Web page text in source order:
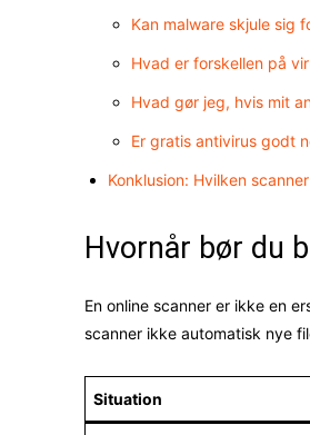
Kan malware skjule sig
Hvad er forskellen på
Hvad gør jeg, hvis mit
Er gratis antivirus godt
Konklusion: Hvilken
Hvornår bør du
En online scanner er ikke en
scanner ikke automatisk nye
Situation